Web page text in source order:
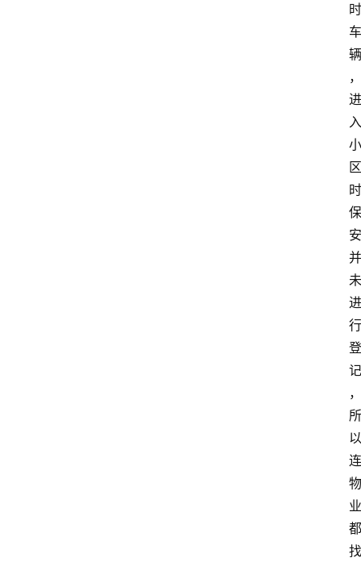
时
车
辆
，
进
入
小
区
时
保
安
并
未
进
行
登
记
，
所
以
连
物
业
都
找